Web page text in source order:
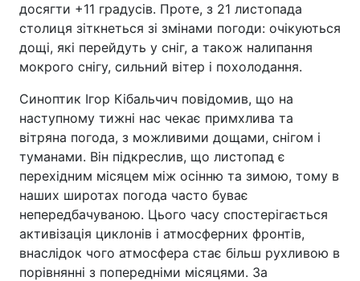
досягти +11 градусів. Проте, з 21 листопада
столиця зіткнеться зі змінами погоди: очікуються
дощі, які перейдуть у сніг, а також налипання
мокрого снігу, сильний вітер і похолодання.
Синоптик Ігор Кібальчич повідомив, що на
наступному тижні нас чекає примхлива та
вітряна погода, з можливими дощами, снігом і
туманами. Він підкреслив, що листопад є
перехідним місяцем між осінню та зимою, тому в
наших широтах погода часто буває
непередбачуваною. Цього часу спостерігається
активізація циклонів і атмосферних фронтів,
внаслідок чого атмосфера стає більш рухливою в
порівнянні з попередніми місяцями. За